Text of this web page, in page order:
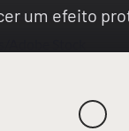
um efeito